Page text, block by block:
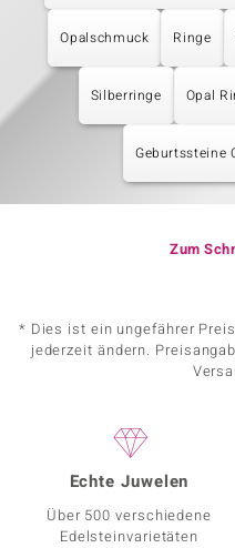
Opalschmuck Ringe
Silberringe Opal
Geburtssteine
Zum
* Dies ist ein ungefährer
jederzeit ändern.
Echte Juwelen
Über 500 verschiedene
Edelsteinvarietäten